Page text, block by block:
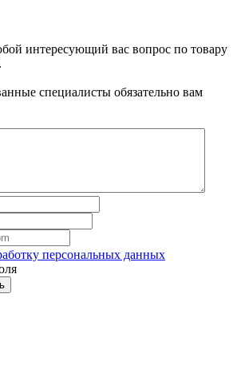
интересующий вас вопрос по товару
специалисты обязательно вам
персональных данных